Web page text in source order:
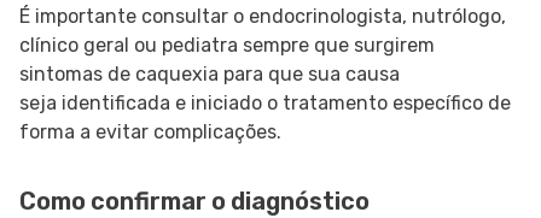
É importante consultar o endocrinologista, nutrólogo,
clínico geral ou pediatra sempre que surgirem
sintomas de caquexia para que sua causa
seja identificada e iniciado o tratamento específico de
forma a evitar complicações.
Como confirmar o diagnóstico